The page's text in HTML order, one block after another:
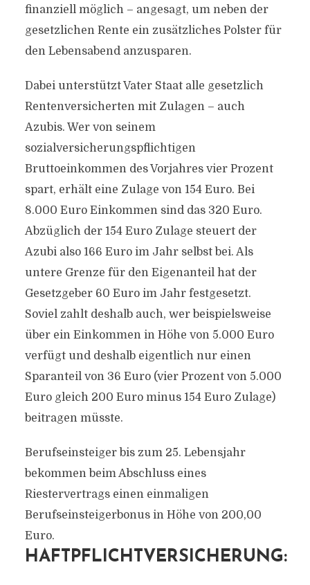
finanziell möglich – angesagt, um neben der
gesetzlichen Rente ein zusätzliches Polster für
den Lebensabend anzusparen.
Dabei unterstützt Vater Staat alle gesetzlich
Rentenversicherten mit Zulagen – auch
Azubis. Wer von seinem
sozialversicherungspflichtigen
Bruttoeinkommen des Vorjahres vier Prozent
spart, erhält eine Zulage von 154 Euro. Bei
8.000 Euro Einkommen sind das 320 Euro.
Abzüglich der 154 Euro Zulage steuert der
Azubi also 166 Euro im Jahr selbst bei. Als
untere Grenze für den Eigenanteil hat der
Gesetzgeber 60 Euro im Jahr festgesetzt.
Soviel zahlt deshalb auch, wer beispielsweise
über ein Einkommen in Höhe von 5.000 Euro
verfügt und deshalb eigentlich nur einen
Sparanteil von 36 Euro (vier Prozent von 5.000
Euro gleich 200 Euro minus 154 Euro Zulage)
beitragen müsste.
Berufseinsteiger bis zum 25. Lebensjahr
bekommen beim Abschluss eines
Riestervertrags einen einmaligen
Berufseinsteigerbonus in Höhe von 200,00
Euro.
HAFTPFLICHTVERSICHERUNG: